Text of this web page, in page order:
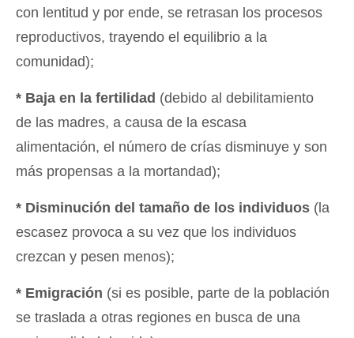
con lentitud y por ende, se retrasan los procesos
reproductivos, trayendo el equilibrio a la
comunidad);
* Baja en la fertilidad (debido al debilitamiento
de las madres, a causa de la escasa
alimentación, el número de crías disminuye y son
más propensas a la mortandad);
* Disminución del tamaño de los individuos (la
escasez provoca a su vez que los individuos
crezcan y pesen menos);
* Emigración (si es posible, parte de la población
se traslada a otras regiones en busca de una